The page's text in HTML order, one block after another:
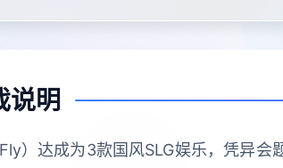
说明
）达成为3款国风SLG娱乐，凭异